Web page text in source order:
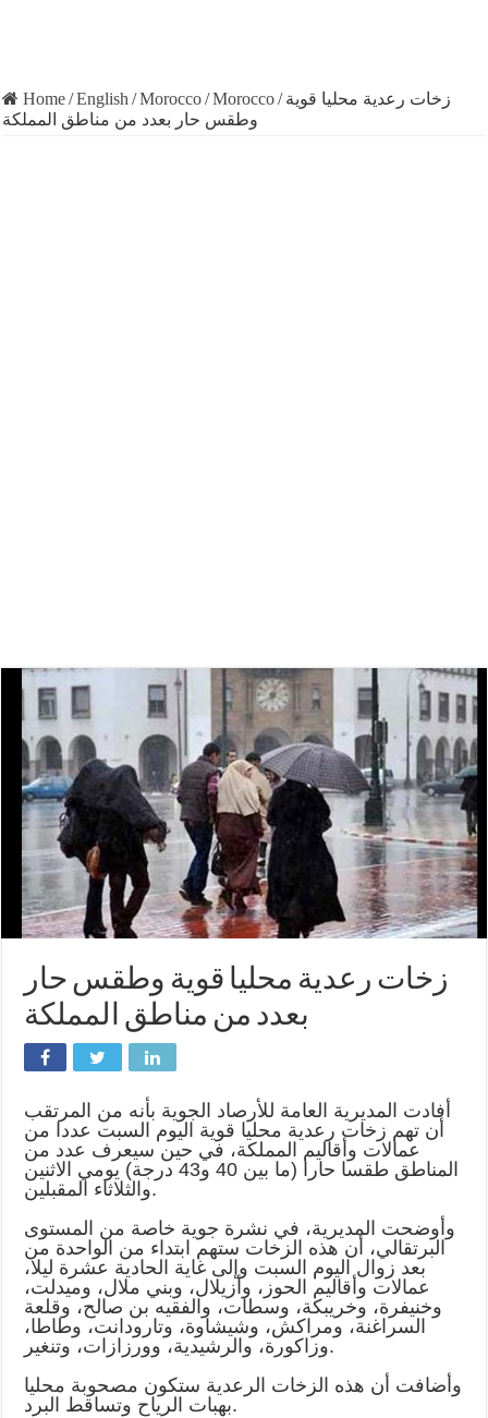
Home/English /Morocco/Morocco/ زخات رعدية محليا قوية
وطقس حار بعدد من مناطق المملكة
زخات رعدية محليا قوية وطقس حار
بعدد من مناطق المملكة
أفادت المديرية العامة للأرصاد الجوية بأنه من المرتقب
أن تهم زخات رعدية محليا قوية اليوم السبت عددا من
عمالات وأقاليم المملكة، في حين سيعرف عدد من
المناطق طقسا حارا (ما بين 40 و43 درجة) يومي الاثنين
والثلاثاء المقبلين.
وأوضحت المديرية، في نشرة جوية خاصة من المستوى
البرتقالي، أن هذه الزخات ستهم ابتداء من الواحدة من
بعد زوال اليوم السبت وإلى غاية الحادية عشرة ليلا،
عمالات وأقاليم الحوز، وأزيلال، وبني ملال، وميدلت،
وخنيفرة، وخريبكة، وسطات، والفقيه بن صالح، وقلعة
السراغنة، ومراكش، وشيشاوة، وتارودانت، وطاطا،
وزاكورة، والرشيدية، وورزازات، وتنغير.
وأضافت أن هذه الزخات الرعدية ستكون مصحوبة محليا
بهبات الرياح وتساقط البرد.